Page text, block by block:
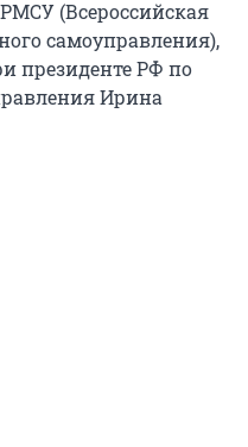
(Всероссийская
самоуправления),
президенте РФ по
Ирина